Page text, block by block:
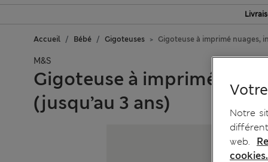
Accueil Bébé Gigoteuses Gigoteuse à imprimé nuages,
M&S
Gigoteuse à imprimé
(jusqu’au 3 ans)
Notre
web.
cookies.